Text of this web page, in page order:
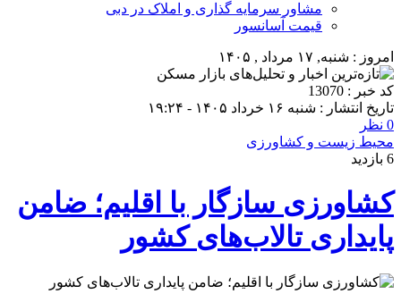
مشاور سرمایه گذاری و املاک در دبی
قیمت آسانسور
امروز : شنبه, ۱۷ مرداد , ۱۴۰۵
کد خبر : 13070
تاریخ انتشار : شنبه ۱۶ خرداد ۱۴۰۵ - ۱۹:۲۴
0 نظر
محیط زیست و کشاورزی
6 بازدید
کشاورزی سازگار با اقلیم؛ ضامن
پایداری تالاب‌های کشور